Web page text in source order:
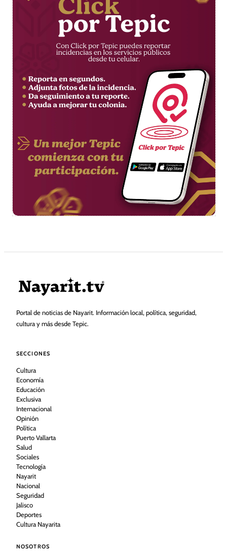
Portal de noticias de Nayarit. Información local, política, seguridad,
cultura y más desde Tepic.
SECCIONES
Cultura
Economía
Educación
Exclusiva
Internacional
Opinión
Política
Puerto Vallarta
Salud
Sociales
Tecnología
Nayarit
Nacional
Seguridad
Jalisco
Deportes
Cultura Nayarita
NOSOTROS